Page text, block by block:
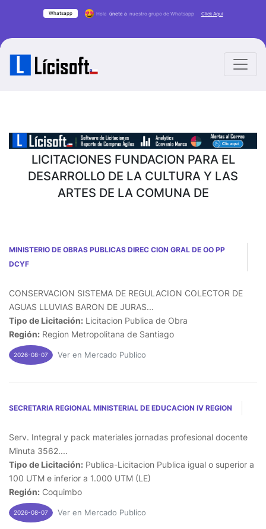
Whatsapp Hola únete a nuestro grupo de Whatsapp Click Aqui
LICITACIONES FUNDACION PARA EL
DESARROLLO DE LA CULTURA Y LAS
ARTES DE LA COMUNA DE
MINISTERIO DE OBRAS PUBLICAS DIREC CION GRAL DE OO PP
DCYF
CONSERVACION SISTEMA DE REGULACION COLECTOR DE
AGUAS LLUVIAS BARON DE JURAS...
Tipo de Licitación: Licitacion Publica de Obra
Región: Region Metropolitana de Santiago
2026-08-07 Ver en Mercado Publico
SECRETARIA REGIONAL MINISTERIAL DE EDUCACION IV REGION
Serv. Integral y pack materiales jornadas profesional docente
Minuta 3562....
Tipo de Licitación: Publica-Licitacion Publica igual o superior a
100 UTM e inferior a 1.000 UTM (LE)
Región: Coquimbo
2026-08-07 Ver en Mercado Publico